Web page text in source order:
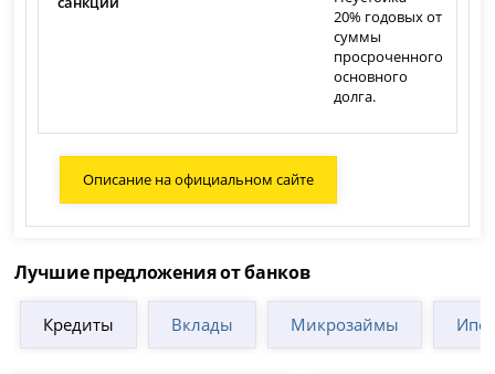
20% годовых от
суммы
просроченного
основного
долга.
Описание на официальном сайте
Лучшие предложения от банков
Кредиты Вклады Микрозаймы